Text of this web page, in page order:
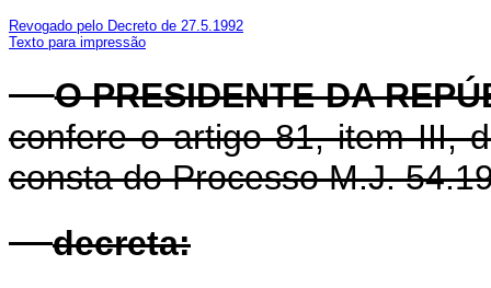
Revogado pelo Decreto de 27.5.1992
Texto para impressão
O PRESIDENTE DA
confere o artigo 81, item III,
consta do Processo M.J.
decreta: